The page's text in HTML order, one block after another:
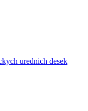
urednich desek